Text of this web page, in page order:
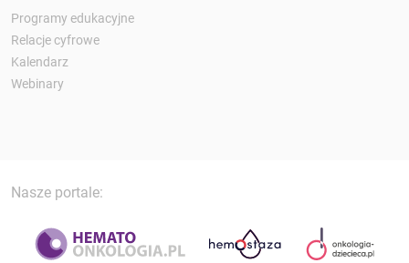
Programy edukacyjne
Relacje cyfrowe
Kalendarz
Webinary
Nasze portale: